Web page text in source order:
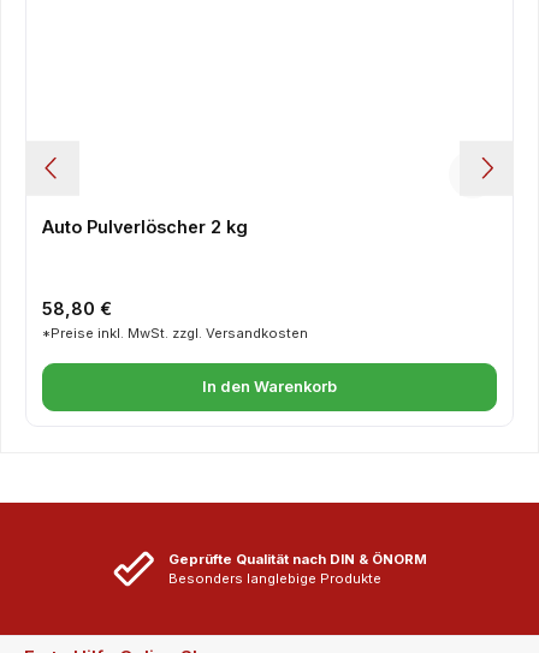
Auto Pulverlöscher 2 kg
Regulärer Preis:
58,80 €
*Preise inkl. MwSt. zzgl. Versandkosten
In den Warenkorb
Geprüfte Qualität nach DIN & ÖNORM
Besonders langlebige Produkte